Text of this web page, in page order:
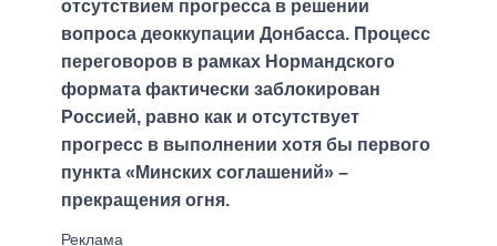
отсутствием прогресса в решении
вопроса деоккупации Донбасса. Процесс
переговоров в рамках Нормандского
формата фактически заблокирован
Россией, равно как и отсутствует
прогресс в выполнении хотя бы первого
пункта «Минских соглашений» –
прекращения огня.